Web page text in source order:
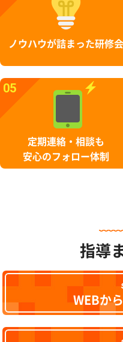
ノウハウが詰まった研修会
05
定期連絡・相談も
安心のフォロー体制
指導
WEBか